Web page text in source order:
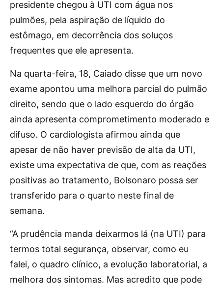
presidente chegou à UTI com água nos
pulmões, pela aspiração de líquido do
estômago, em decorrência dos soluços
frequentes que ele apresenta.
Na quarta-feira, 18, Caiado disse que um novo
exame apontou uma melhora parcial do pulmão
direito, sendo que o lado esquerdo do órgão
ainda apresenta comprometimento moderado e
difuso. O cardiologista afirmou ainda que
apesar de não haver previsão de alta da UTI,
existe uma expectativa de que, com as reações
positivas ao tratamento, Bolsonaro possa ser
transferido para o quarto neste final de
semana.
“A prudência manda deixarmos lá (na UTI) para
termos total segurança, observar, como eu
falei, o quadro clínico, a evolução laboratorial, a
melhora dos sintomas. Mas acredito que pode